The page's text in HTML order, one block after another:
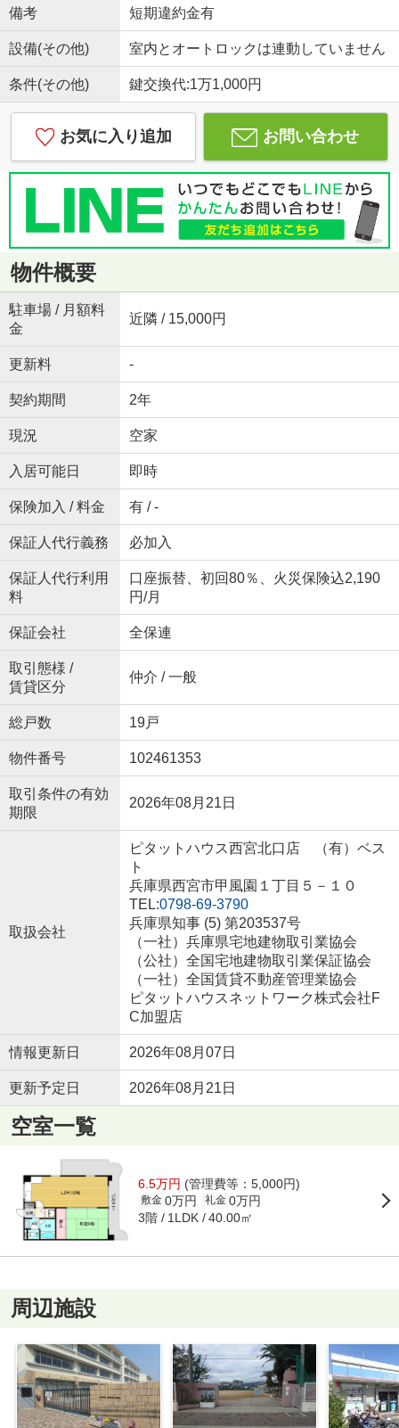
備考 短期違約金有
設備(その他) 室内とオートロックは連動していません
条件(その他) 鍵交換代:1万1,000円
お気に入り追加 お問い合わせ
物件概要
駐車場 / 月額料
金
近隣 / 15,000円
更新料 -
契約期間 2年
現況 空家
入居可能日 即時
保険加入 / 料金 有 / -
保証人代行義務 必加入
保証人代行利用
料
口座振替、初回80％、火災保険込2,190
円/月
保証会社 全保連
取引態様 /
賃貸区分
仲介 / 一般
総戸数 19戸
物件番号 102461353
取引条件の有効
期限
2026年08月21日
取扱会社
ピタットハウス西宮北口店 （有）ベス
ト
兵庫県西宮市甲風園１丁目５－１０
TEL:0798-69-3790
兵庫県知事 (5) 第203537号
（一社）兵庫県宅地建物取引業協会
（公社）全国宅地建物取引業保証協会
（一社）全国賃貸不動産管理業協会
ピタットハウスネットワーク株式会社F
C加盟店
情報更新日 2026年08月07日
更新予定日 2026年08月21日
空室一覧
6.5万円 (管理費等：5,000円)
敷金 0万円 礼金 0万円
3階 1LDK 40.00㎡
周辺施設